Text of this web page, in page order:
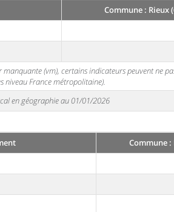
Commune : Rieux
(vm), certains indicateurs peuvent ne
niveau France métropolitaine).
en géographie au 01/01/2026
Commune :